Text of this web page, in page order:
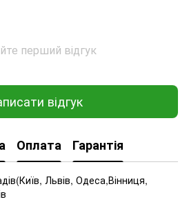
перший відгук
відгук
Оплата Гарантія
Львів, Одеса,Вінниця,